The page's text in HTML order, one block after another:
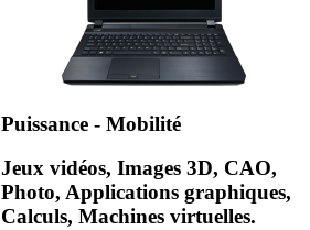
Puissance - Mobilité
Jeux vidéos, Images 3D, CAO,
Photo, Applications graphiques,
Calculs, Machines virtuelles.